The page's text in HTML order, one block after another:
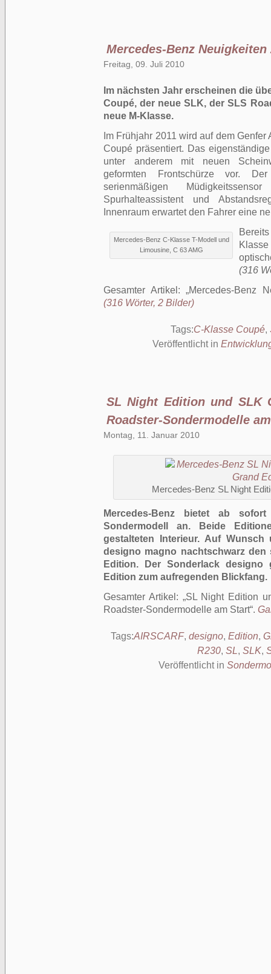
Mercedes-Benz Neuigkeiten
Freitag, 09. Juli 2010
Im nächsten Jahr erscheinen die
Coupé, der neue SLK, der SLS
neue M-Klasse.
Im Frühjahr 2011 wird auf dem
Coupé präsentiert. Das
unter anderem mit neuen
geformten Frontschürze vor.
serienmäßigen
Spurhalteassistent und
Innenraum erwartet den Fahrer eine
Mercedes-Benz C-Klasse T-Modell und
Limousine, C 63 AMG
(316
Gesamter Artikel:
Mercedes-Benz
(316 Wörter, 2 Bilder)
Tags:C-Klasse Coupé,
Veröffentlicht in
SL Night Edition und SLK
Roadster-Sondermodelle
Montag, 11. Januar 2010
Mercedes-Benz SL Night
Mercedes-Benz bietet ab
Sondermodell an. Beide
gestalteten Interieur. Auf
designo magno nachtschwarz
Edition. Der Sonderlack
Edition zum aufregenden Blickfang.
Gesamter Artikel:
SL Night Edition
Roadster-Sondermodelle am Start .
Tags:AIRSCARF, designo, Edition,
R230, SL, SLK,
Veröffentlicht in